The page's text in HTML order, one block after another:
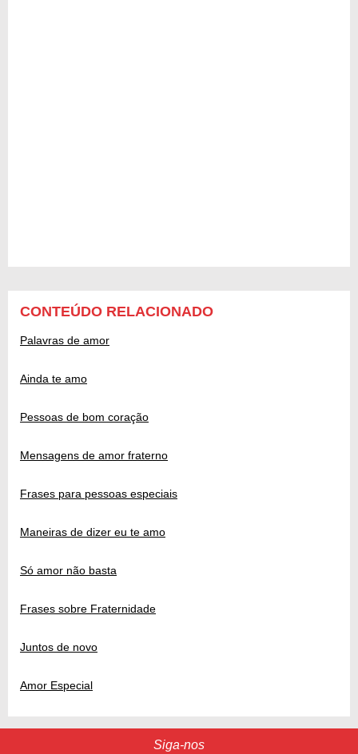
CONTEÚDO RELACIONADO
Palavras de amor
Ainda te amo
Pessoas de bom coração
Mensagens de amor fraterno
Frases para pessoas especiais
Maneiras de dizer eu te amo
Só amor não basta
Frases sobre Fraternidade
Juntos de novo
Amor Especial
Siga-nos